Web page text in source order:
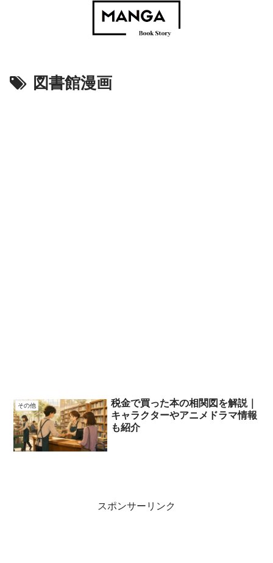
図書館漫画
その他
税金で買った本の相関図を解説｜
キャラクターやアニメドラマ情報
も紹介
スポンサーリンク